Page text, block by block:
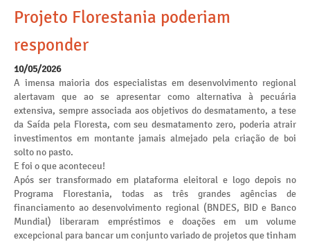
Projeto Florestania poderiam
responder
10/05/2026
A imensa maioria dos especialistas em desenvolvimento regional
alertavam que ao se apresentar como alternativa à pecuária
extensiva, sempre associada aos objetivos do desmatamento, a tese
da Saída pela Floresta, com seu desmatamento zero, poderia atrair
investimentos em montante jamais almejado pela criação de boi
solto no pasto.
E foi o que aconteceu!
Após ser transformado em plataforma eleitoral e logo depois no
Programa Florestania, todas as três grandes agências de
financiamento ao desenvolvimento regional (BNDES, BID e Banco
Mundial) liberaram empréstimos e doações em um volume
excepcional para bancar um conjunto variado de projetos que tinham